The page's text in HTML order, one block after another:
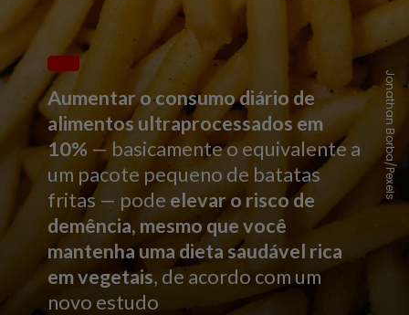
Aumentar o consumo diário de
alimentos ultraprocessados em
10% — basicamente o equivalente a
um pacote pequeno de batatas
fritas — podeelevar o risco de
demência, mesmo que você
mantenha uma dieta saudável rica
em vegetais, de acordo com um
novo estudo
Jonathan Borba/Pexels